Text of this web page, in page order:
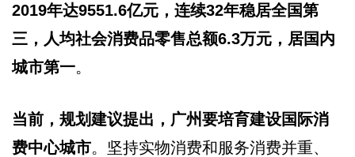
2019年达9551.6亿元，连续32年稳居全国第
三，人均社会消费品零售总额6.3万元，居国内
城市第一。
当前，规划建议提出，广州要培育建设国际消
费中心城市。坚持实物消费和服务消费并重、